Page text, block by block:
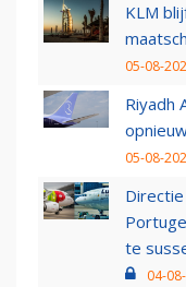
KLM
05-08-
Riyadh
05-08-
te
04-